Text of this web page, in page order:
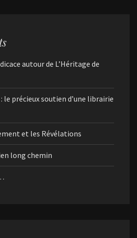
autour de L’Héritage de
le précieux soutien d’une librairie
et les Révélations
long chemin